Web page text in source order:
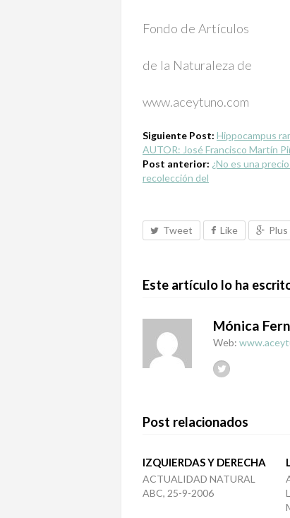
Fondo de Artículos
de la Naturaleza de
www.aceytuno.com
Siguiente Post: Hippocampus
AUTOR: José Francisco Martín
Post anterior: ¿No es una
recolección del
Tweet Like Plus
Este artículo lo ha
Mónica
Web:
Post relacionados
IZQUIERDAS Y DERECHA
ACTUALIDAD NATURAL
ABC, 25-9-2006